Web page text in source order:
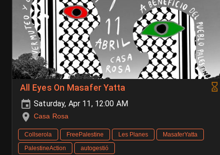
All Eyes On Masafer Yatta
Saturday, Apr 11, 12:00 AM
Casa Rosa
Collserola FreePalestine Les Planes
MasaferYatta
PalestineAction
autogestió